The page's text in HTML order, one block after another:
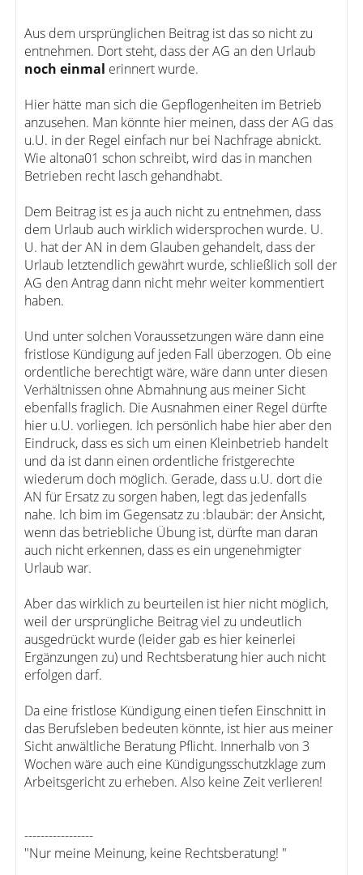
Aus dem ursprünglichen Beitrag ist das so nicht zu
entnehmen. Dort steht, dass der AG an den Urlaub
noch einmal erinnert wurde.
Hier hätte man sich die Gepflogenheiten im Betrieb
anzusehen. Man könnte hier meinen, dass der AG das
u.U. in der Regel einfach nur bei Nachfrage abnickt.
Wie altona01 schon schreibt, wird das in manchen
Betrieben recht lasch gehandhabt.
Dem Beitrag ist es ja auch nicht zu entnehmen, dass
dem Urlaub auch wirklich widersprochen wurde. U.
U. hat der AN in dem Glauben gehandelt, dass der
Urlaub letztendlich gewährt wurde, schließlich soll der
AG den Antrag dann nicht mehr weiter kommentiert
haben.
Und unter solchen Voraussetzungen wäre dann eine
fristlose Kündigung auf jeden Fall überzogen. Ob eine
ordentliche berechtigt wäre, wäre dann unter diesen
Verhältnissen ohne Abmahnung aus meiner Sicht
ebenfalls fraglich. Die Ausnahmen einer Regel dürfte
hier u.U. vorliegen. Ich persönlich habe hier aber den
Eindruck, dass es sich um einen Kleinbetrieb handelt
und da ist dann einen ordentliche fristgerechte
wiederum doch möglich. Gerade, dass u.U. dort die
AN für Ersatz zu sorgen haben, legt das jedenfalls
nahe. Ich bim im Gegensatz zu :blaubär: der Ansicht,
wenn das betriebliche Übung ist, dürfte man daran
auch nicht erkennen, dass es ein ungenehmigter
Urlaub war.
Aber das wirklich zu beurteilen ist hier nicht möglich,
weil der ursprüngliche Beitrag viel zu undeutlich
ausgedrückt wurde (leider gab es hier keinerlei
Ergänzungen zu) und Rechtsberatung hier auch nicht
erfolgen darf.
Da eine fristlose Kündigung einen tiefen Einschnitt in
das Berufsleben bedeuten könnte, ist hier aus meiner
Sicht anwältliche Beratung Pflicht. Innerhalb von 3
Wochen wäre auch eine Kündigungsschutzklage zum
Arbeitsgericht zu erheben. Also keine Zeit verlieren!
-----------------
"Nur meine Meinung, keine Rechtsberatung! "